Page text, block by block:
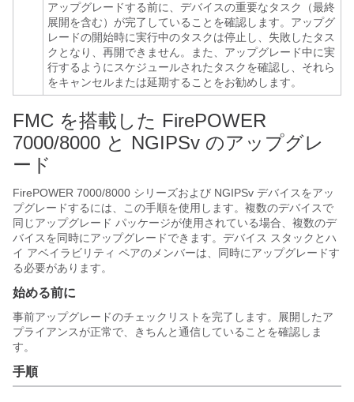
アップグレードする前に、デバイスの重要なタスク（最終
展開を含む）が完了していることを確認します。アップグ
レードの開始時に実行中のタスクは停止し、失敗したタス
クとなり、再開できません。また、アップグレード中に実
行するようにスケジュールされたタスクを確認し、それら
をキャンセルまたは延期することをお勧めします。
FMC を搭載した FirePOWER
7000/8000 と NGIPSv のアップグレ
ード
FirePOWER 7000/8000 シリーズおよび NGIPSv デバイスをアッ
プグレードするには、この手順を使用します。複数のデバイスで
同じアップグレード パッケージが使用されている場合、複数のデ
バイスを同時にアップグレードできます。デバイス スタックとハ
イ アベイラビリティ ペアのメンバーは、同時にアップグレードす
る必要があります。
始める前に
事前アップグレードのチェックリストを完了します。展開したア
プライアンスが正常で、きちんと通信していることを確認しま
す。
手順